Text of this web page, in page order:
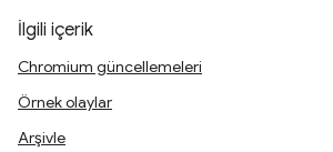
İlgili içerik
Chromium güncellemeleri
Örnek olaylar
Arşivle